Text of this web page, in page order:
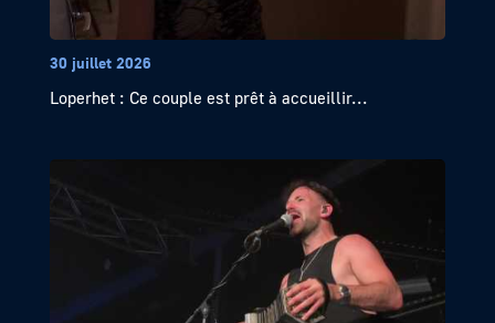
30 juillet 2026
Loperhet : Ce couple est prêt à accueillir...